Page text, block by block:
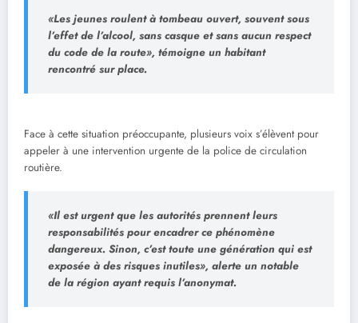
«Les jeunes roulent à tombeau ouvert, souvent sous
l’effet de l’alcool, sans casque et sans aucun respect
du code de la route», témoigne un habitant
rencontré sur place.
Face à cette situation préoccupante, plusieurs voix s’élèvent pour
appeler à une intervention urgente de la police de circulation
routière.
«Il est urgent que les autorités prennent leurs
responsabilités pour encadrer ce phénomène
dangereux. Sinon, c’est toute une génération qui est
exposée à des risques inutiles», alerte un notable
de la région ayant requis l’anonymat.